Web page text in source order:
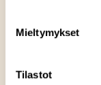
Mieltymykset
Tilastot